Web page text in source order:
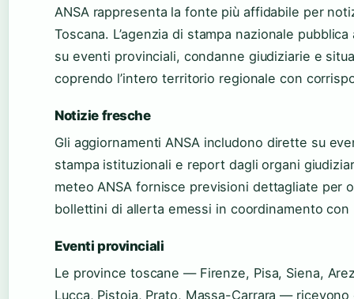
ANSA rappresenta la fonte più affidabile per
Toscana. L’agenzia di stampa nazionale
su eventi provinciali, condanne giudiziarie e
coprendo l’intero territorio regionale con
Notizie fresche
Gli aggiornamenti ANSA includono dirette su
stampa istituzionali e report dagli organi
meteo ANSA fornisce previsioni dettagliate per
bollettini di allerta emessi in coordinamento con
Eventi provinciali
Le province toscane — Firenze, Pisa, Siena,
Lucca, Pistoia, Prato, Massa-Carrara —